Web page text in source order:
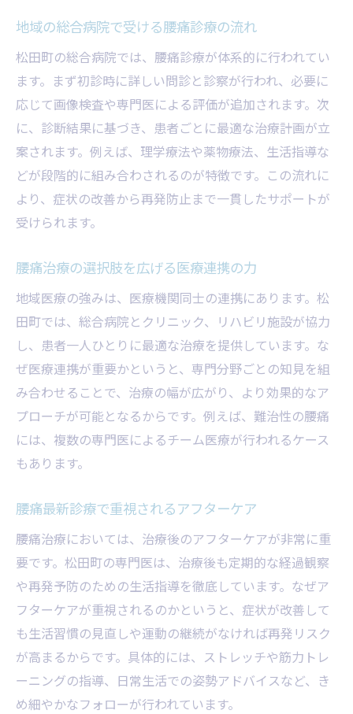
地域の総合病院で受ける腰痛診療の流れ
松田町の総合病院では、腰痛診療が体系的に行われてい
ます。まず初診時に詳しい問診と診察が行われ、必要に
応じて画像検査や専門医による評価が追加されます。次
に、診断結果に基づき、患者ごとに最適な治療計画が立
案されます。例えば、理学療法や薬物療法、生活指導な
どが段階的に組み合わされるのが特徴です。この流れに
より、症状の改善から再発防止まで一貫したサポートが
受けられます。
腰痛治療の選択肢を広げる医療連携の力
地域医療の強みは、医療機関同士の連携にあります。松
田町では、総合病院とクリニック、リハビリ施設が協力
し、患者一人ひとりに最適な治療を提供しています。な
ぜ医療連携が重要かというと、専門分野ごとの知見を組
み合わせることで、治療の幅が広がり、より効果的なア
プローチが可能となるからです。例えば、難治性の腰痛
には、複数の専門医によるチーム医療が行われるケース
もあります。
腰痛最新診療で重視されるアフターケア
腰痛治療においては、治療後のアフターケアが非常に重
要です。松田町の専門医は、治療後も定期的な経過観察
や再発予防のための生活指導を徹底しています。なぜア
フターケアが重視されるのかというと、症状が改善して
も生活習慣の見直しや運動の継続がなければ再発リスク
が高まるからです。具体的には、ストレッチや筋力トレ
ーニングの指導、日常生活での姿勢アドバイスなど、き
め細やかなフォローが行われています。